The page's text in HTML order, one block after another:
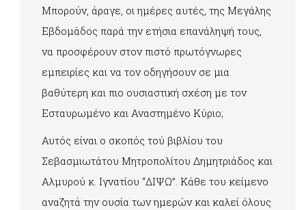
Μπορούν, άραγε, οι ημέρες αυτές, της Μεγάλης
Εβδομάδος παρά την ετήσια επανάληψή τους,
να προσφέρουν στον πιστό πρωτόγνωρες
εμπειρίες και να τον οδηγήσουν σε μια
βαθύτερη και πιο ουσιαστική σχέση με τον
Εσταυρωμένο και Αναστημένο Κύριο;
Αυτός είναι ο σκοπός τού βιβλίου του
Σεβασμιωτάτου Μητροπολίτου Δημητριάδος και
Αλμυρού κ. Ιγνατίου “ΔΙΨΩ”. Κάθε του κείμενο
αναζητά την ουσία των ημερών και καλεί όλους